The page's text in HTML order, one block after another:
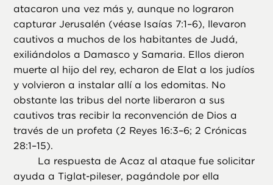
atacaron una vez más y, aunque no lograron
capturar Jerusalén (véase Isaías 7:1–6), llevaron
cautivos a muchos de los habitantes de Judá,
exiliándolos a Damasco y Samaria. Ellos dieron
muerte al hijo del rey, echaron de Elat a los judíos
y volvieron a instalar allí a los edomitas. No
obstante las tribus del norte liberaron a sus
cautivos tras recibir la reconvención de Dios a
través de un profeta (2 Reyes 16:3–6; 2 Crónicas
28:1–15).
La respuesta de Acaz al ataque fue solicitar
ayuda a Tiglat-pileser, pagándole por ella